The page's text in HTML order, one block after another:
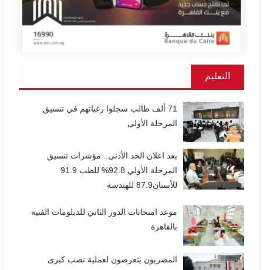
التعليم
71 ألف طالب سجلوا رغباتهم في تنسيق
المرحلة الأولى
بعد اعلان الحد الأدنى.. مؤشرات تنسيق
المرحلة الأولي 92.8% للطب 91.9
للأسنان87.9 للهندسة
موعد امتحانات الدور الثاني للدبلومات الفنية
بالقاهرة
المصريون يتعرضون لعملية نصب كبرى